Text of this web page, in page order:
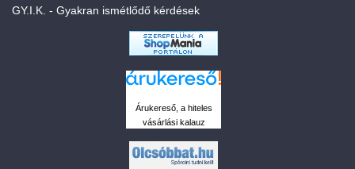
GY.I.K. - Gyakran ismétlődő kérdések
Árukereső, a hiteles
vásárlási kalauz